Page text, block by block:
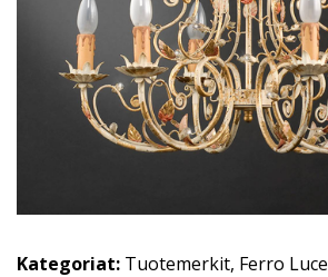
Kategoriat: Tuotemerkit, Ferro Luce